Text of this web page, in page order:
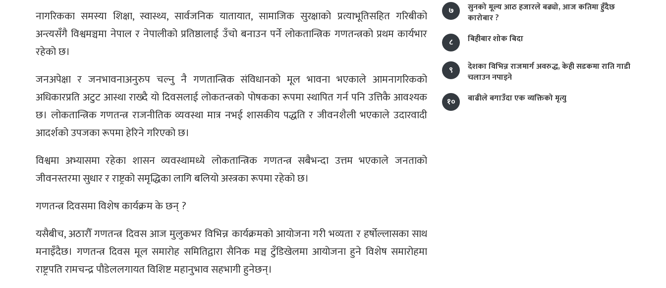
नागरिकका समस्या शिक्षा, स्वास्थ्य, सार्वजनिक यातायात, सामाजिक सुरक्षाको प्रत्याभूतिसहित गरिबीको
अन्त्यसँगै विश्वमञ्चमा नेपाल र नेपालीको प्रतिष्ठालाई उँचो बनाउन पर्ने लोकतान्त्रिक गणतन्त्रको प्रथम कार्यभार
रहेको छ।
जनअपेक्षा र जनभावनाअनुरुप चल्नु नै गणतान्त्रिक संविधानको मूल भावना भएकाले आमनागरिकको
अधिकारप्रति अटुट आस्था राख्दै यो दिवसलाई लोकतन्त्रको पोषकका रूपमा स्थापित गर्न पनि उत्तिकै आवश्यक
छ। लोकतान्त्रिक गणतन्त्र राजनीतिक व्यवस्था मात्र नभई शासकीय पद्धति र जीवनशैली भएकाले उदारवादी
आदर्शको उपजका रूपमा हेरिने गरिएको छ।
विश्वमा अभ्यासमा रहेका शासन व्यवस्थामध्ये लोकतान्त्रिक गणतन्त्र सबैभन्दा उत्तम भएकाले जनताको
जीवनस्तरमा सुधार र राष्ट्रको समृद्धिका लागि बलियो अस्त्रका रूपमा रहेको छ।
गणतन्त्र दिवसमा विशेष कार्यक्रम के छन् ?
यसैबीच, अठारौँ गणतन्त्र दिवस आज मुलुकभर विभिन्न कार्यक्रमको आयोजना गरी भव्यता र हर्षोल्लासका साथ
मनाइँदैछ। गणतन्त्र दिवस मूल समारोह समितिद्वारा सैनिक मञ्च टुँडिखेलमा आयोजना हुने विशेष समारोहमा
राष्ट्रपति रामचन्द्र पौडेललगायत विशिष्ट महानुभाव सहभागी हुनेछन्।
७
सुनको मूल्य आठ हजारले बढ्यो, आज कतिमा हुँदैछ
कारोबार ?
८
बिहीबार शोक बिदा
९
देशका विभिन्न राजमार्ग अवरुद्ध, केही सडकमा राति गाडी
चलाउन नपाइने
१०
बाढीले बगाउँदा एक व्यक्तिको मृत्यु